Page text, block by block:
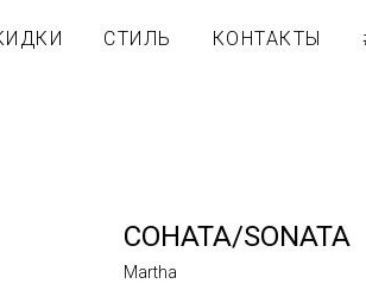
СТИЛЬ КОНТАКТЫ
СОНАТА/SONATA
Martha